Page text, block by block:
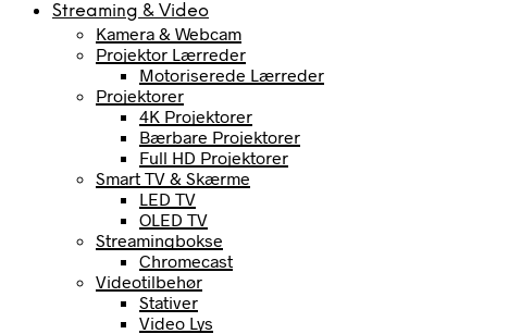
Streaming & Video
Kamera & Webcam
Projektor Lærreder
Motoriserede Lærreder
Projektorer
4K Projektorer
Bærbare Projektorer
Full HD Projektorer
Smart TV & Skærme
LED TV
OLED TV
Streamingbokse
Chromecast
Videotilbehør
Stativer
Video Lys